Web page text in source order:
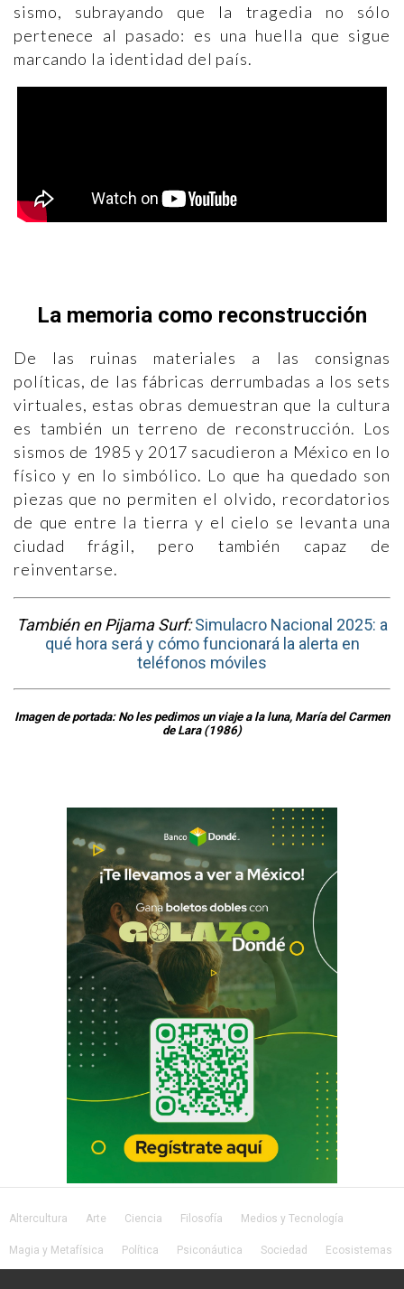
sismo, subrayando que la tragedia no sólo
pertenece al pasado: es una huella que sigue
marcando la identidad del país.
La memoria como reconstrucción
De las ruinas materiales a las consignas
políticas, de las fábricas derrumbadas a los sets
virtuales, estas obras demuestran que la cultura
es también un terreno de reconstrucción. Los
sismos de 1985 y 2017 sacudieron a México en lo
físico y en lo simbólico. Lo que ha quedado son
piezas que no permiten el olvido, recordatorios
de que entre la tierra y el cielo se levanta una
ciudad frágil, pero también capaz de
reinventarse.
También en Pijama Surf: Simulacro Nacional 2025: a
qué hora será y cómo funcionará la alerta en
teléfonos móviles
Imagen de portada: No les pedimos un viaje a la luna, María del Carmen
de Lara (1986)
Altercultura Arte Ciencia Filosofía Medios y Tecnología
Magia y Metafísica Política Psiconáutica Sociedad Ecosistemas